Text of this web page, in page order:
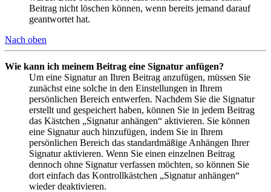
Beitrag nicht löschen können, wenn bereits jemand darauf
geantwortet hat.
Nach oben
Wie kann ich meinem Beitrag eine Signatur anfügen?
Um eine Signatur an Ihren Beitrag anzufügen, müssen Sie
zunächst eine solche in den Einstellungen in Ihrem
persönlichen Bereich entwerfen. Nachdem Sie die Signatur
erstellt und gespeichert haben, können Sie in jedem Beitrag
das Kästchen „Signatur anhängen“ aktivieren. Sie können
eine Signatur auch hinzufügen, indem Sie in Ihrem
persönlichen Bereich das standardmäßige Anhängen Ihrer
Signatur aktivieren. Wenn Sie einen einzelnen Beitrag
dennoch ohne Signatur verfassen möchten, so können Sie
dort einfach das Kontrollkästchen „Signatur anhängen“
wieder deaktivieren.